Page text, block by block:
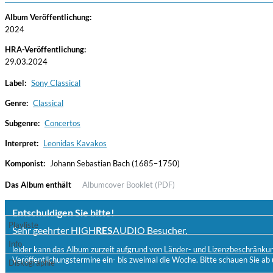
Haydn: String Quartets, Vol. 22
Leipziger Streichquartett
Album Veröffentlichung:
2024
HRA-Veröffentlichung:
29.03.2024
Label: Sony Classical
Genre: Classical
Subgenre: Concertos
Interpret: Leonidas Kavakos
Komponist: Johann Sebastian Bach (1685–1750)
Das Album enthält Albumcover Booklet (PDF)
Entschuldigen Sie bitte!
Sehr geehrter HIGHRESAUDIO Besucher,
leider kann das Album zurzeit aufgrund von Länder- und
Veröffentlichungstermine ein- bis zweimal die Woche. Bitte schauen Sie ab
Playliste
Info
Diskographie